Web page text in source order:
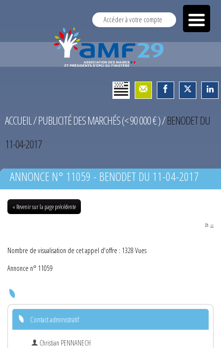
Accéder à votre compte
ACCUEIL/PUBLICITÉ DES MARCHÉS (< 90 000 € )/BENODET DU
11-04-2017
ANNONCE N° 11059 - BENODET DU 11-04-2017
« Revenir sur la page précédente
PDF
Nombre de visualisation de cet appel d'offre : 1328 Vues
Annonce n° 11059
Contact administratif
Christian PENNANECH